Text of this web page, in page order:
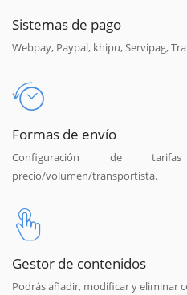
Sistemas de pago
Webpay, Paypal, khipu, Servipag,
Formas de envío
Configuración de
precio/volumen/transportista.
Gestor de contenidos
Podrás añadir, modificar y eliminar